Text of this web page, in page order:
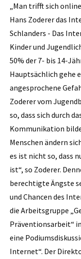
„Man trifft sich
Hans Zoderer das
Schlanders - Das
Kinder und
50% der 7- bis 14-
Hauptsächlich gehe
angesprochene
Zoderer vom
so, dass sich durch
Kommunikation
Menschen ändern
es ist nicht so, dass
ist“, so Zoderer.
berechtigte Ängste
und Chancen des
die Arbeitsgruppe
Präventionsarbeit“
eine
Internet“. Der